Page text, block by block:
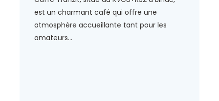
est un charmant café qui offre une
atmosphère accueillante tant pour les
amateurs...